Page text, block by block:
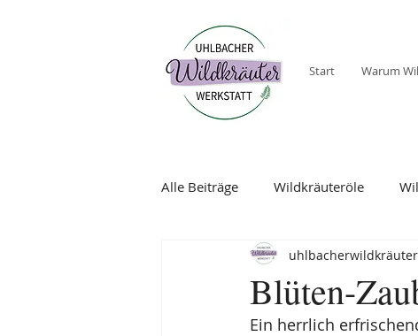
Start Warum
Alle Beiträge Wildkräuteröle
Blüten-
Ein herrlich